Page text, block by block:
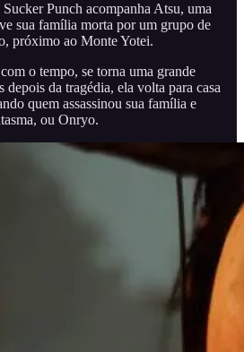
Punch acompanha Atsu, uma
sua família morta por um grupo de
próximo ao Monte Yotei.
o tempo, se torna uma grande
depois da tragédia, ela volta para casa
quem assassinou sua família e
ou Onryo.